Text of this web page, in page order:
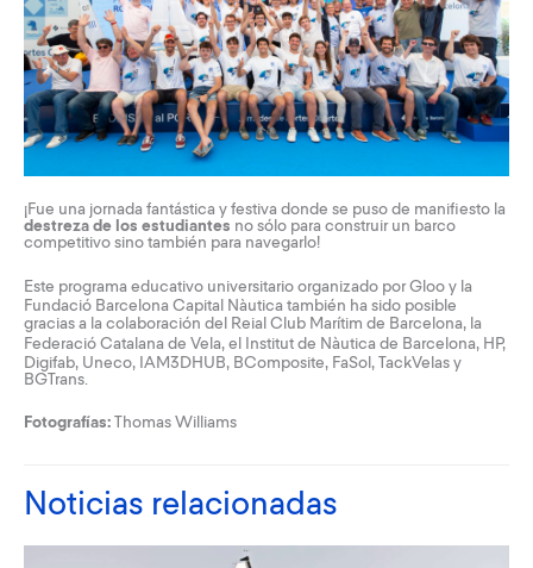
¡Fue una jornada fantástica y festiva donde se puso de manifiesto la
destreza de los estudiantes no sólo para construir un barco
competitivo sino también para navegarlo!
Este programa educativo universitario organizado porGloo y la
Fundació Barcelona Capital Nàutica también ha sido posible
gracias a la colaboración del
Reial Club Marítim de Barcelona, la
Federació Catalana de Vela, el Institut de Nàutica de Barcelona, HP,
Digifab, Uneco, IAM3DHUB, BComposite, FaSol, TackVelas y
BGTrans.
Fotografías: Thomas Williams
Noticias relacionadas